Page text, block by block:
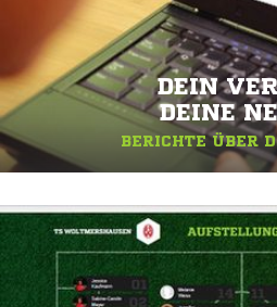
DEIN
DEINE
BERICHTE ÜBER